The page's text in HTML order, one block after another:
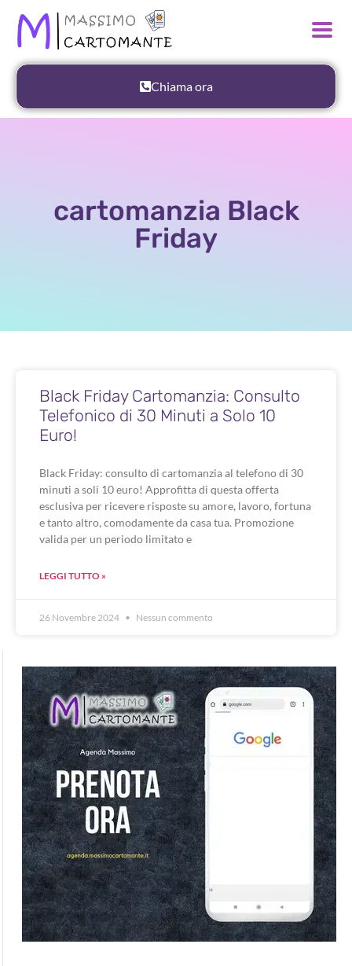
Chiama ora
cartomanzia Black
Friday
Black Friday Cartomanzia: Consulto
Telefonico di 30 Minuti a Solo 10
Euro!​
Black Friday: consulto di cartomanzia al telefono di 30
minuti a soli 10 euro! Approfitta di questa offerta
esclusiva per ricevere risposte su amore, lavoro, fortuna
e tanto altro, comodamente da casa tua. Promozione
valida per un periodo limitato e
LEGGI TUTTO »
26 Novembre 2024 Nessun commento